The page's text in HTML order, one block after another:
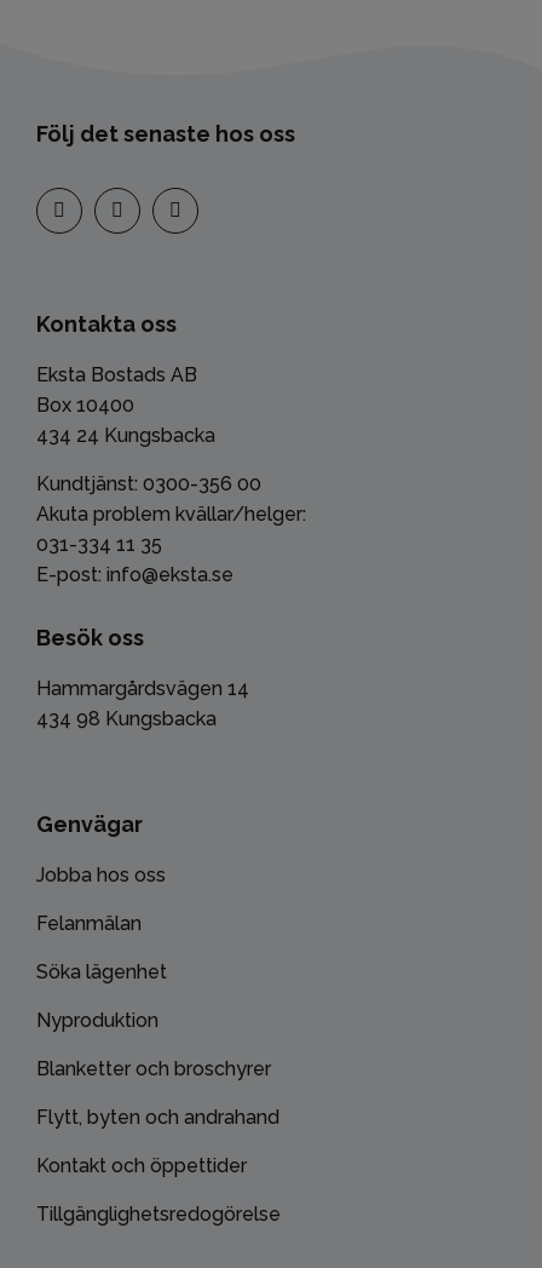
Följ det senaste hos oss
Kontakta oss
Eksta Bostads AB
Box 10400
434 24 Kungsbacka
Kundtjänst: 0300-356 00
Akuta problem kvällar/helger:
031-334 11 35
E-post: info@eksta.se
Besök oss
Hammargårdsvägen 14
434 98 Kungsbacka
Genvägar
Jobba hos oss
Felanmälan
Söka lägenhet
Nyproduktion
Blanketter och broschyrer
Flytt, byten och andrahand
Kontakt och öppettider
Tillgänglighetsredogörelse